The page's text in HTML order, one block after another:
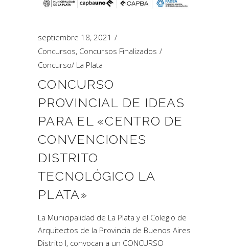
septiembre 18, 2021
Concursos, Concursos Finalizados
Concurso/ La Plata
CONCURSO
PROVINCIAL DE IDEAS
PARA EL «CENTRO DE
CONVENCIONES
DISTRITO
TECNOLÓGICO LA
PLATA»
La Municipalidad de La Plata y el Colegio de
Arquitectos de la Provincia de Buenos Aires
Distrito I, convocan a un CONCURSO